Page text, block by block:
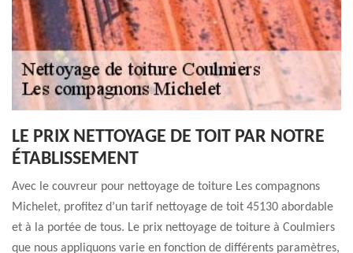
LE PRIX NETTOYAGE DE TOIT PAR NOTRE
ÉTABLISSEMENT
Avec le couvreur pour nettoyage de toiture Les compagnons
Michelet, profitez d’un tarif nettoyage de toit 45130 abordable
et à la portée de tous. Le prix nettoyage de toiture à Coulmiers
que nous appliquons varie en fonction de différents paramètres,